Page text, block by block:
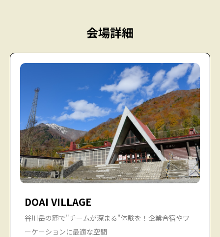
会場詳細
DOAI VILLAGE
谷川岳の麓で"チームが深まる"体験を！企業合宿やワ
ーケーションに最適な空間